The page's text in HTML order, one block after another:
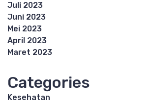
Juli 2023
Juni 2023
Mei 2023
April 2023
Maret 2023
Categories
Kesehatan